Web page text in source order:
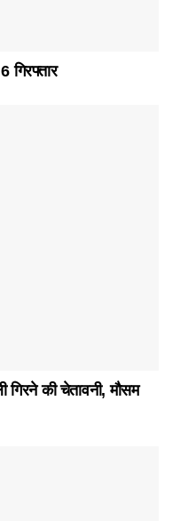
गिरने की चेतावनी, मौसम